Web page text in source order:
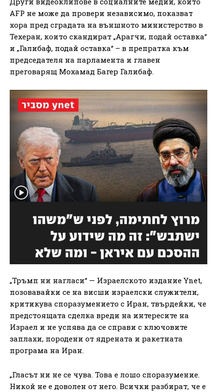
AFP не може да провери независимо, показват
хора пред сградата на външното министерство в
Техеран, които скандират „Арагчи, подай оставка“
и „Галибаф, подай оставка“ – в препратка към
председателя на парламента и главен
преговарящ Мохамад Багер Галибаф.
„Тръмп ни нагласи“ — Израелското издание Ynet,
позовавайки се на висши израелски служители,
критикува споразумението с Иран, твърдейки, че
предстоящата сделка вреди на интересите на
Израел и не успява да се справи с ключовите
заплахи, породени от ядрената и ракетната
програма на Иран.
„Гласът ни не се чува. Това е лошо споразумение.
Никой не е доволен от него. Всички разбират, че е